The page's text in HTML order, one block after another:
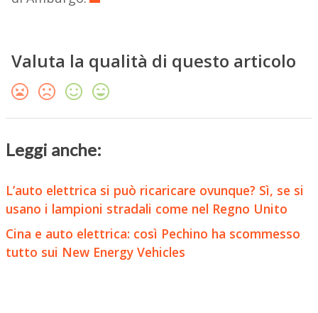
Valuta la qualità di questo articolo
Leggi anche:
L’auto elettrica si può ricaricare ovunque? Sì, se si
usano i lampioni stradali come nel Regno Unito
Cina e auto elettrica: così Pechino ha scommesso
tutto sui New Energy Vehicles